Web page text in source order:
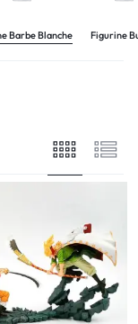
Barbe Blanche Figurine